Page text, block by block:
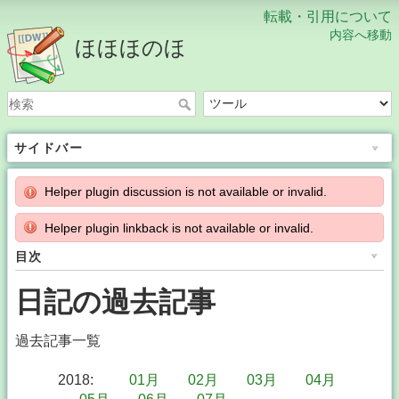
転載・引用について
内容へ移動
ほほほのほ
サイドバー
Helper plugin discussion is not available or invalid.
Helper plugin linkback is not available or invalid.
目次
日記の過去記事
過去記事一覧
2018: 01月 02月 03月
04月